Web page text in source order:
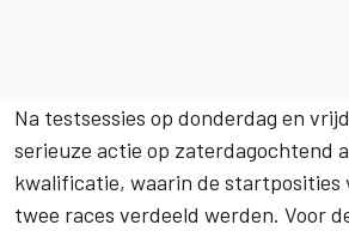
Na testsessies op donderdag en
serieuze actie op zaterdagochtend
kwalificatie, waarin de startposities
twee races verdeeld werden. Voor